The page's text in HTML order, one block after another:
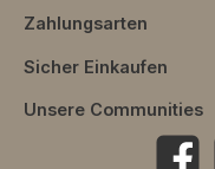
Zahlungsarten
Sicher Einkaufen
Unsere Communities